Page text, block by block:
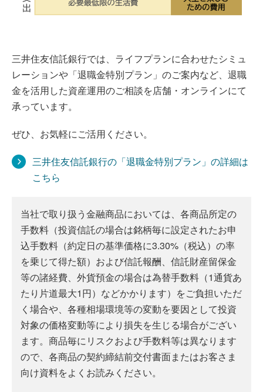
三井住友信託銀行では、ライフプランに合わせたシミュ
レーションや「退職金特別プラン」のご案内など、退職
金を活用した資産運用のご相談を店舗・オンラインにて
承っています。
ぜひ、お気軽にご活用ください。
三井住友信託銀行の「退職金特別プラン」の詳細は
こちら
当社で取り扱う金融商品においては、各商品所定の
手数料（投資信託の場合は銘柄毎に設定されたお申
込手数料（約定日の基準価格に3.30%（税込）の率
を乗じて得た額）および信託報酬、信託財産留保金
等の諸経費、外貨預金の場合は為替手数料（1通貨あ
たり片道最大1円）などかかります）をご負担いただ
く場合や、各種相場環境等の変動を要因として投資
対象の価格変動等により損失を生じる場合がござい
ます。商品毎にリスクおよび手数料等は異なります
ので、各商品の契約締結前交付書面またはお客さま
向け資料をよくお読みください。